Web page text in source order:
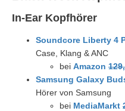
In-Ear Kopfhörer
Soundcore Liberty 4
Case, Klang & ANC
bei Amazon
Samsung Galaxy
Hörer von Samsung
bei MediaMarkt